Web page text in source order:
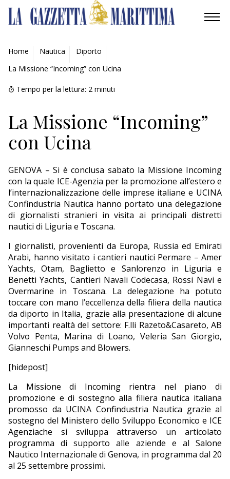
AMBIENTE
MOBILITÀ
INDUSTRIA
RICERCA
ECONOMIA
TURISMO
CULTURA
NAUTICA
EDITORIALI
Home Nautica
Diporto
La Missione “Incoming” con Ucina
Tempo per la lettura: 2 minuti
La Missione “Incoming”
con Ucina
GENOVA – Si è conclusa sabato la Missione Incoming
con la quale ICE-Agenzia per la promozione all’estero e
l’internazionalizzazione delle imprese italiane e UCINA
Confindustria Nautica hanno portato una delegazione
di giornalisti stranieri in visita ai principali distretti
nautici di Liguria e Toscana.
I giornalisti, provenienti da Europa, Russia ed Emirati
Arabi, hanno visitato i cantieri nautici Permare – Amer
Yachts, Otam, Baglietto e Sanlorenzo in Liguria e
Benetti Yachts, Cantieri Navali Codecasa, Rossi Navi e
Overmarine in Toscana. La delegazione ha potuto
toccare con mano l’eccellenza della filiera della nautica
da diporto in Italia, grazie alla presentazione di alcune
importanti realtà del settore: F.lli Razeto&Casareto, AB
Volvo Penta, Marina di Loano, Veleria San Giorgio,
Gianneschi Pumps and Blowers.
[hidepost]
La Missione di Incoming rientra nel piano di
promozione e di sostegno alla filiera nautica italiana
promosso da UCINA Confindustria Nautica grazie al
sostegno del Ministero dello Sviluppo Economico e ICE
Agenziache si sviluppa attraverso un articolato
programma di supporto alle aziende e al Salone
Nautico Internazionale di Genova, in programma dal 20
al 25 settembre prossimi.